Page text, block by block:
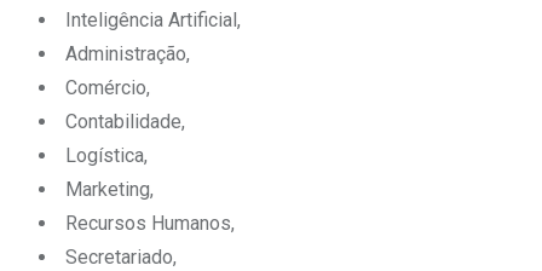
Inteligência Artificial,
Administração,
Comércio,
Contabilidade,
Logística,
Marketing,
Recursos Humanos,
Secretariado,